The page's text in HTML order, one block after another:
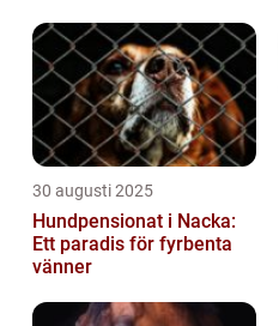
30 augusti 2025
Hundpensionat i Nacka:
Ett paradis för fyrbenta
vänner